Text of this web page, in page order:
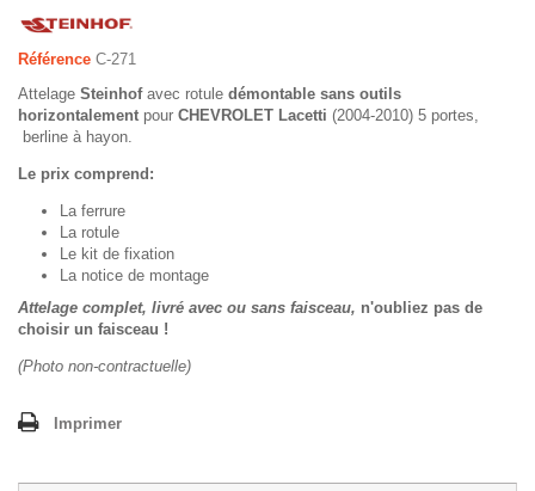
Référence C-271
Attelage Steinhofavec rotule démontable sans outils
horizontalement pour CHEVROLET Lacetti (2004-2010) 5 portes,
berline à hayon.
Le prix comprend:
La ferrure
La rotule
Le kit de fixation
La notice de montage
Attelage complet, livré avec ou sans faisceau, n'oubliez pas de
choisir un faisceau !
(Photo non-contractuelle)
Imprimer